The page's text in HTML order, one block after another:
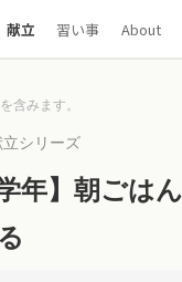
献立 習い事 About
含みます。
シリーズ
学年】朝ご